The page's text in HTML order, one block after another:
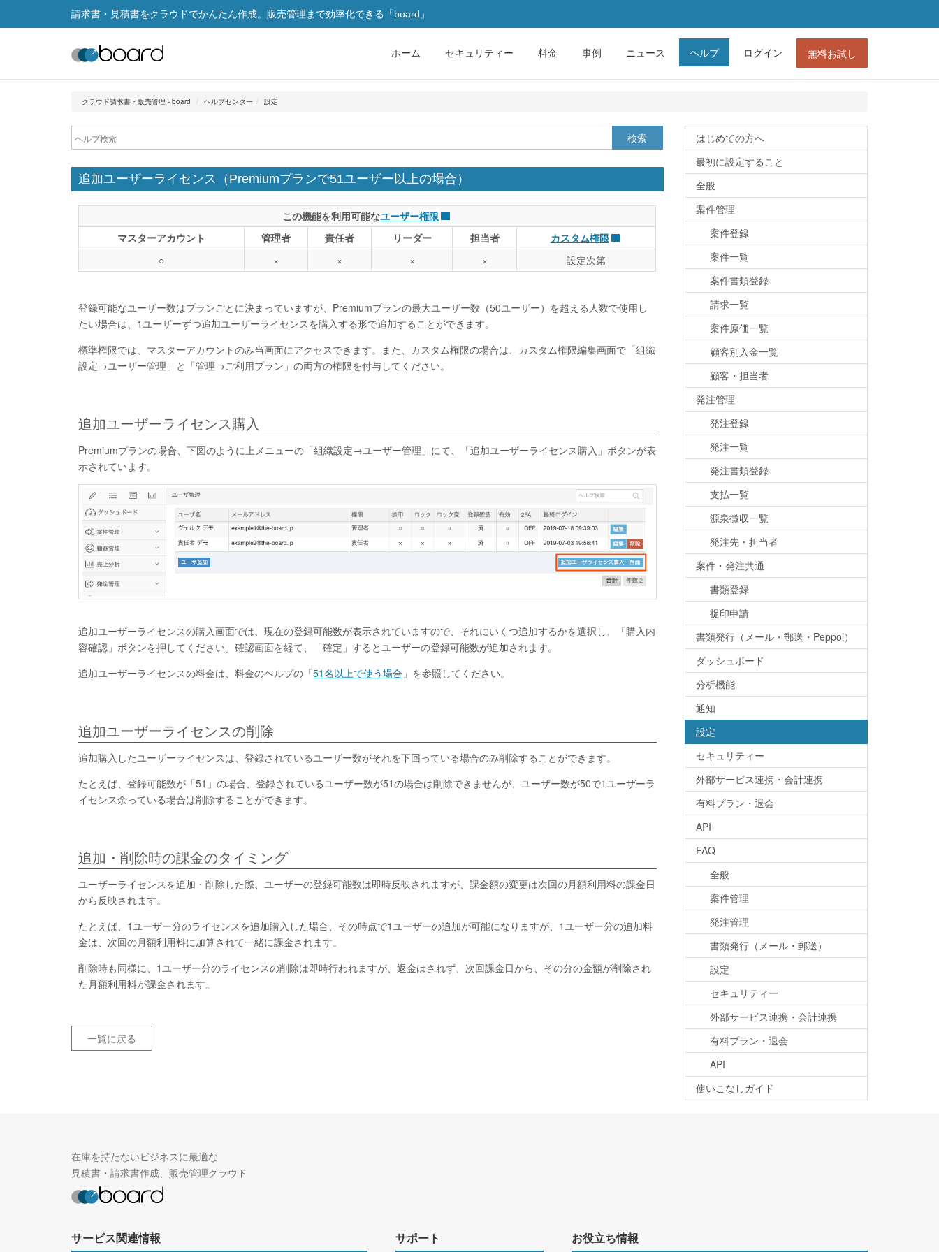
請求書・見積書をクラウドでかんたん作成。販売管理まで効率化できる「board」
ホーム セキュリティー 料金 事例 ニュース ヘルプ ログイン 無料お試し
クラウド請求書・販売管理 - board ヘルプセンター 設定
検索
追加ユーザーライセンス（Premiumプランで51ユーザー以上の場合）
この機能を利用可能なユーザー権限
マスターアカウント
管理者 責任者 リーダー 担当者
カスタム権限
○
× × × × 設定次第
登録可能なユーザー数はプランごとに決まっていますが、Premiumプランの最大ユーザー数（50ユーザー）を超える人数で使用し
たい場合は、1ユーザーずつ追加ユーザーライセンスを購入する形で追加することができます。
標準権限では、マスターアカウントのみ当画面にアクセスできます。また、カスタム権限の場合は、カスタム権限編集画面で「組織
設定→ユーザー管理」と「管理→ご利用プラン」の両方の権限を付与してください。
追加ユーザーライセンス購入
Premiumプランの場合、下図のように上メニューの「組織設定→ユーザー管理」にて、「追加ユーザーライセンス購入」ボタンが表
示されています。
追加ユーザーライセンスの購入画面では、現在の登録可能数が表示されていますので、それにいくつ追加するかを選択し、「購入内
容確認」ボタンを押してください。確認画面を経て、「確定」するとユーザーの登録可能数が追加されます。
追加ユーザーライセンスの料金は、料金のヘルプの「51名以上で使う場合 」を参照してください。
追加ユーザーライセンスの削除
追加購入したユーザーライセンスは、登録されているユーザー数がそれを下回っている場合のみ削除することができます。
たとえば、登録可能数が「51」の場合、登録されているユーザー数が51の場合は削除できませんが、ユーザー数が50で1ユーザーラ
イセンス余っている場合は削除することができます。
追加・削除時の課金のタイミング
ユーザーライセンスを追加・削除した際、ユーザーの登録可能数は即時反映されますが、課金額の変更は次回の月額利用料の課金日
から反映されます。
たとえば、1ユーザー分のライセンスを追加購入した場合、その時点で1ユーザーの追加が可能になりますが、1ユーザー分の追加料
金は、次回の月額利用料に加算されて一緒に課金されます。
削除時も同様に、1ユーザー分のライセンスの削除は即時行われますが、返金はされず、次回課金日から、その分の金額が削除され
た月額利用料が課金されます。
一覧に戻る
はじめての方へ
最初に設定すること
全般
案件管理
案件登録
案件一覧
案件書類登録
請求一覧
案件原価一覧
顧客別入金一覧
顧客・担当者
発注管理
発注登録
発注一覧
発注書類登録
支払一覧
源泉徴収一覧
発注先・担当者
案件・発注共通
書類登録
捉印申請
書類発行（メール・郵送・Peppol）
ダッシュボード
分析機能
通知
設定
セキュリティー
外部サービス連携・会計連携
有料プラン・退会
API
FAQ
全般
案件管理
発注管理
書類発行（メール・郵送）
設定
セキュリティー
外部サービス連携・会計連携
有料プラン・退会
API
使いこなしガイド
在庫を持たないビジネスに最適な
見積書・請求書作成、販売管理クラウド
サービス関連情報 サポート お役立ち情報